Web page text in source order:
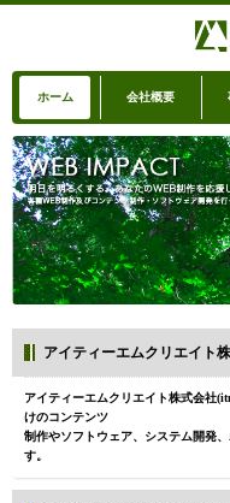
ホーム 会社概要
アイティーエムクリエイト
アイティーエムクリエイト株式会社
けのコンテンツ
制作やソフトウェア、システム開発
す。